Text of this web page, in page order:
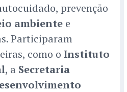
prevenção
ambiente e
Participaram
como o Instituto
, a Secretaria